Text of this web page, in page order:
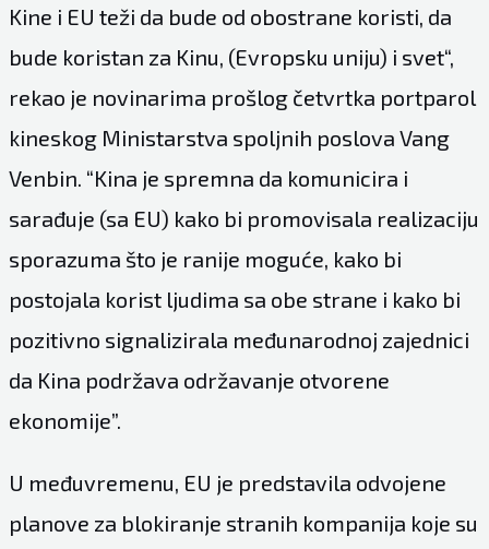
Kine i EU teži da bude od obostrane koristi, da
bude koristan za Kinu, (Evropsku uniju) i svet“,
rekao je novinarima prošlog četvrtka portparol
kineskog Ministarstva spoljnih poslova Vang
Venbin. “Kina je spremna da komunicira i
sarađuje (sa EU) kako bi promovisala realizaciju
sporazuma što je ranije moguće, kako bi
postojala korist ljudima sa obe strane i kako bi
pozitivno signalizirala međunarodnoj zajednici
da Kina podržava održavanje otvorene
ekonomije”.
U međuvremenu, EU je predstavila odvojene
planove za blokiranje stranih kompanija koje su